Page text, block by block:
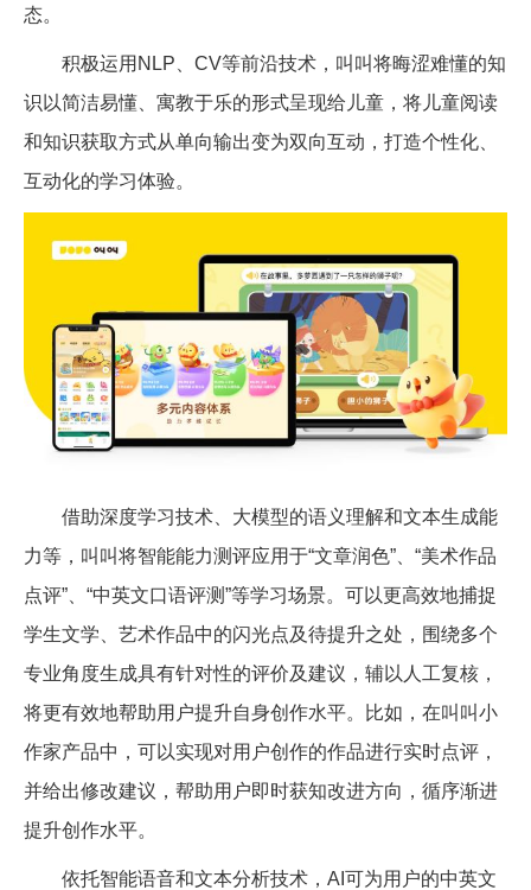
态。
积极运用 NLP CV等前沿技术，叫叫将晦涩难懂的知
识以简洁易懂、寓教于乐的形式呈现给儿童，将儿童阅读
和知识获取方式从单向输出变为双向互动，打造个性化、
互动化的学习体验。
借助深度学习技术、大模型的语义理解和文本生成能
力等，叫叫将智能能力测评应用于“文章润色”、“美术作品
点评”、“中英文口语评测”等学习场景。可以更高效地捕捉
学生文学、艺术作品中的闪光点及待提升之处，围绕多个
专业角度生成具有针对性的评价及建议，辅以人工复核，
将更有效地帮助用户提升自身创作水平。比如，在叫叫小
作家产品中，可以实现对用户创作的作品进行实时点评，
并给出修改建议，帮助用户即时获知改进方向，循序渐进
提升创作水平。
依托智能语音和文本分析技术， AI 可为用户的中英文